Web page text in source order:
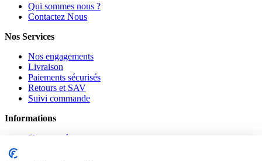
Qui sommes nous ?
Contactez Nous
Nos Services
Nos engagements
Livraison
Paiements sécurisés
Retours et SAV
Suivi commande
Informations
Nouveautés